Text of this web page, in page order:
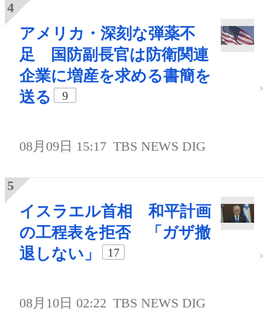
アメリカ・深刻な弾薬不
足 国防副長官は防衛関連
企業に増産を求める書簡を
送る
9
08月09日 15:17 TBS NEWS DIG
イスラエル首相 和平計画
の工程表を拒否 「ガザ撤
退しない」
17
08月10日 02:22 TBS NEWS DIG